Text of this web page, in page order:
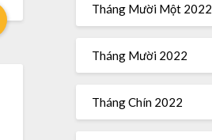
Tháng Mười Một 2022
Tháng Mười 2022
Tháng Chín 2022